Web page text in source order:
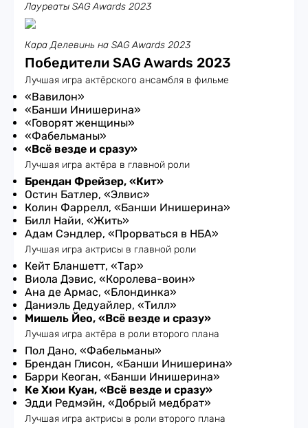
Лауреаты SAG Awards 2023
Кара Делевинь на SAG Awards 2023
Победители SAG Awards 2023
Лучшая игра актёрского ансамбля в фильме
«Вавилон»
«Банши Инишерина»
«Говорят женщины»
«Фабельманы»
«Всё везде и сразу»
Лучшая игра актёра в главной роли
Брендан Фрейзер, «Кит»
Остин Батлер, «Элвис»
Колин Фаррелл, «Банши Инишерина»
Билл Найи, «Жить»
Адам Сэндлер, «Прорваться в НБА»
Лучшая игра актрисы в главной роли
Кейт Бланшетт, «Тар»
Виола Дэвис, «Королева-воин»
Ана де Армас, «Блондинка»
Даниэль Дедуайлер, «Тилл»
Мишель Йео, «Всё везде и сразу»
Лучшая игра актёра в роли второго плана
Пол Дано, «Фабельманы»
Брендан Глисон, «Банши Инишерина»
Барри Кеоган, «Банши Инишерина»
Ке Хюи Куан, «Всё везде и сразу»
Эдди Редмэйн, «Добрый медбрат»
Лучшая игра актрисы в роли второго плана